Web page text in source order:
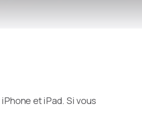
et iPad. Si vous